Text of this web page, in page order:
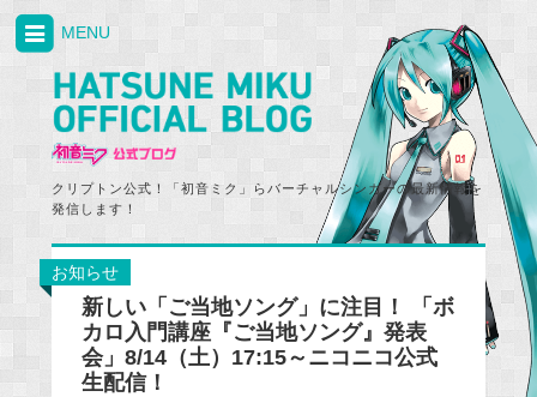
クリプトン公式！「初音ミク」らバーチャルシンガーの最新情報を
発信します！
MENU
お知らせ
新しい「ご当地ソング」に注目！ 「ボ
カロ入門講座『ご当地ソング』発表
会」8/14（土）17:15～ニコニコ公式
生配信！